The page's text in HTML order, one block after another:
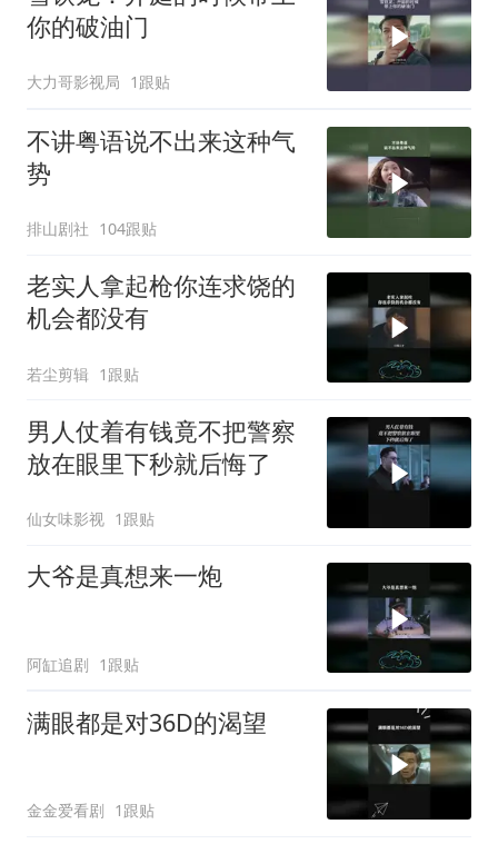
你的破油门
大力哥影视局 1跟贴
不讲粤语说不出来这种气
势
排山剧社 104跟贴
老实人拿起枪你连求饶的
机会都没有
若尘剪辑 1跟贴
男人仗着有钱竟不把警察
放在眼里下秒就后悔了
仙女味影视 1跟贴
大爷是真想来一炮
阿缸追剧 1跟贴
满眼都是对36D的渴望
金金爱看剧 1跟贴